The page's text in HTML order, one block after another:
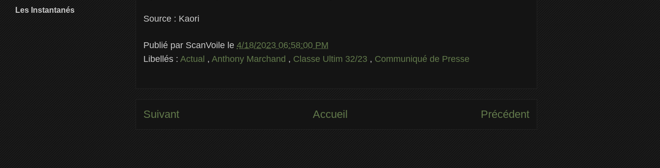
Source : Kaori
Publié par ScanVoile le 4/18/2023 06:58:00 PM
Libellés : Actual , Anthony Marchand , Classe Ultim 32/23 , Communiqué de Presse
Suivant Précédent
Accueil
Les Instantanés